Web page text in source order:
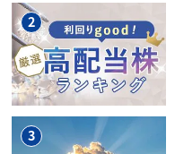
2
3